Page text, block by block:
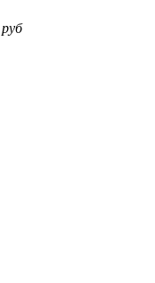
руб